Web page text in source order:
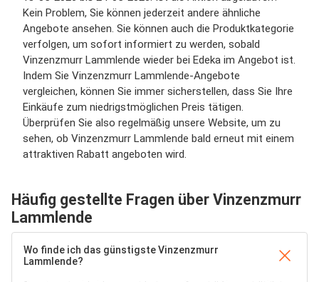
Kein Problem, Sie können jederzeit andere ähnliche
Angebote ansehen. Sie können auch die Produktkategorie
verfolgen, um sofort informiert zu werden, sobald
Vinzenzmurr Lammlende wieder bei Edeka im Angebot ist.
Indem Sie Vinzenzmurr Lammlende-Angebote
vergleichen, können Sie immer sicherstellen, dass Sie Ihre
Einkäufe zum niedrigstmöglichen Preis tätigen.
Überprüfen Sie also regelmäßig unsere Website, um zu
sehen, ob Vinzenzmurr Lammlende bald erneut mit einem
attraktiven Rabatt angeboten wird.
Häufig gestellte Fragen über Vinzenzmurr
Lammlende
Wo finde ich das günstigste Vinzenzmurr
Lammlende?